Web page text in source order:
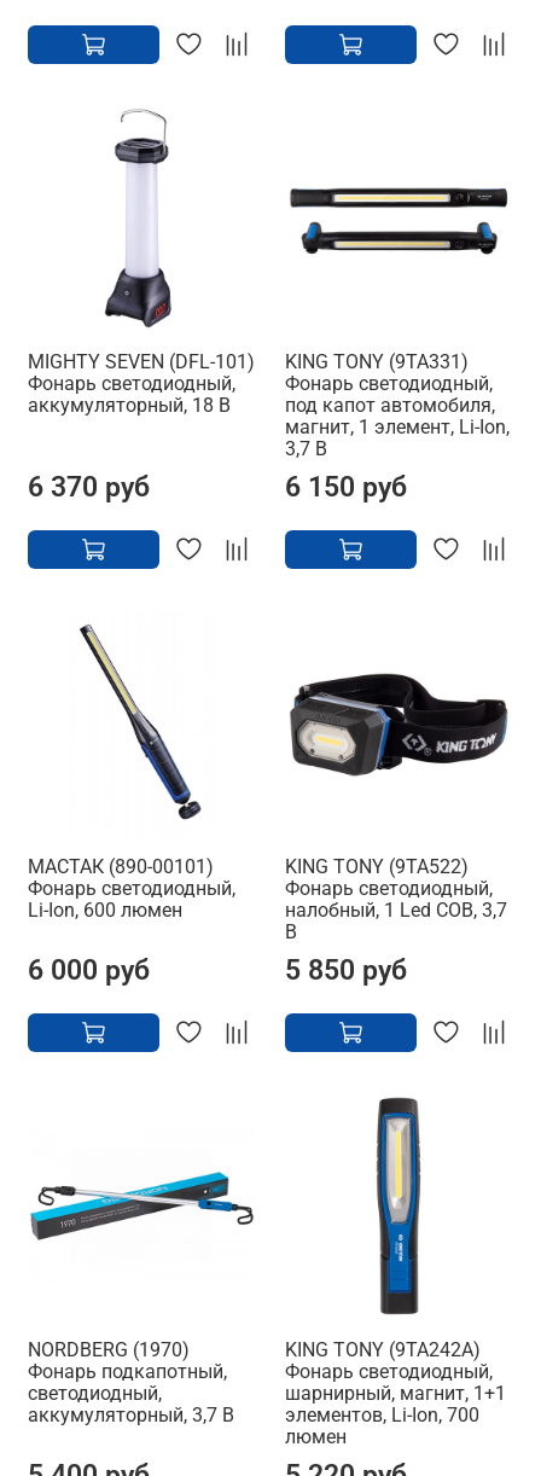
MIGHTY SEVEN (DFL-101)
Фонарь светодиодный,
аккумуляторный, 18 В
6 370 руб
KING TONY (9TA331)
Фонарь светодиодный,
под капот автомобиля,
магнит, 1 элемент, Li-Ion,
3,7 В
6 150 руб
МАСТАК (890-00101)
Фонарь светодиодный,
Li-Ion, 600 люмен
6 000 руб
KING TONY (9TA522)
Фонарь светодиодный,
налобный, 1 Led COB, 3,7
В
5 850 руб
NORDBERG (1970)
Фонарь подкапотный,
светодиодный,
аккумуляторный, 3,7 В
KING TONY (9TA242A)
Фонарь светодиодный,
шарнирный, магнит, 1+1
элементов, Li-Ion, 700
люмен